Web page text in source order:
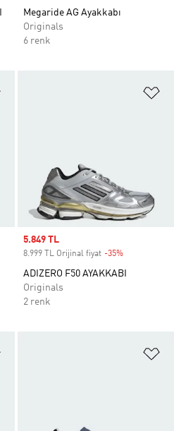
Megaride AG Ayakkabı
Originals
6 renk
Sale price
5.849 TL
8.999 TL Orijinal fiyat -35%
ADIZERO F50 AYAKKABI
Originals
2 renk